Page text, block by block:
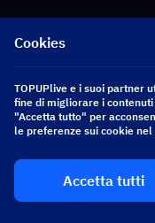
subacquee e alle
Zenless Zone Zero 3.2
Signature e Mindscape
gameplay, missioni e
Cookies
TOPUPlive e i suoi partner
fine di migliorare i
"Accetta tutto" per
le preferenze sui cookie nel
Accetta tutti